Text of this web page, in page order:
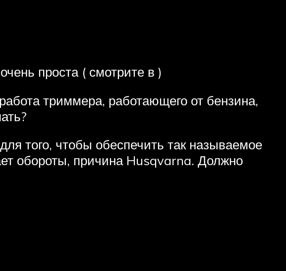
проста ( смотрите в )
триммера, работающего от бензина,
того, чтобы обеспечить так называемое
обороты, причина Husqvarna. Должно